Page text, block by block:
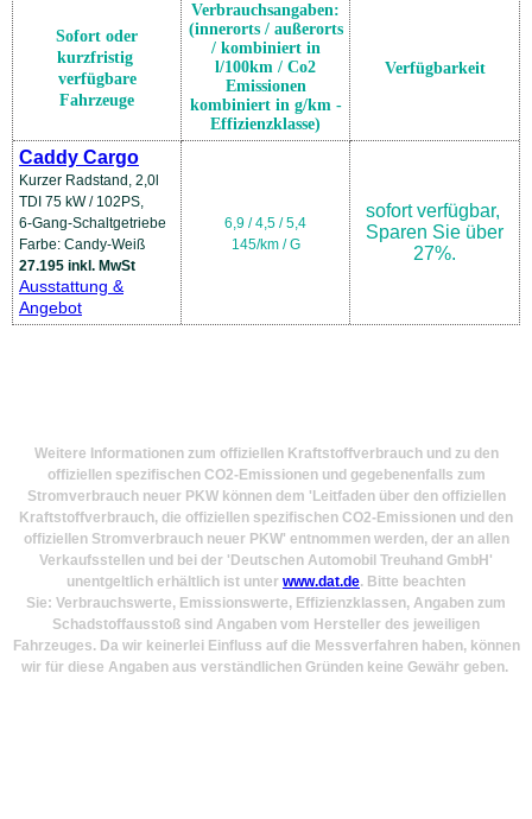
Sofort oder
kurzfristig
verfügbare
Fahrzeuge
Verbrauchsangaben:
(innerorts / außerorts
/ kombiniert in
l/100km / Co2
Emissionen
kombiniert in g/km -
Effizienzklasse)
Verfügbarkeit
Caddy Cargo
Kurzer Radstand, 2,0l
TDI 75 kW / 102PS,
6-Gang-Schaltgetriebe
Farbe: Candy-Weiß
27.195 inkl. MwSt
Ausstattung &
Angebot
6,9 / 4,5 / 5,4
145/km / G
sofort verfügbar,
Sparen Sie über
27%.
Weitere Informationen zum offiziellen Kraftstoffverbrauch und zu den
offiziellen spezifischen CO2-Emissionen und gegebenenfalls zum
Stromverbrauch neuer PKW können dem 'Leitfaden über den offiziellen
Kraftstoffverbrauch, die offiziellen spezifischen CO2-Emissionen und den
offiziellen Stromverbrauch neuer PKW' entnommen werden, der an allen
Verkaufsstellen und bei der 'Deutschen Automobil Treuhand GmbH'
unentgeltlich erhältlich ist unter www.dat.de. Bitte beachten
Sie: Verbrauchswerte, Emissionswerte, Effizienzklassen, Angaben zum
Schadstoffausstoß sind Angaben vom Hersteller des jeweiligen
Fahrzeuges. Da wir keinerlei Einfluss auf die Messverfahren haben, können
wir für diese Angaben aus verständlichen Gründen keine Gewähr geben.